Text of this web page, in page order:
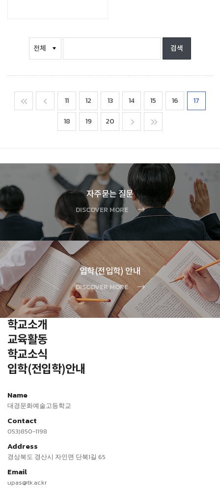
맨처음 이전11 12 13 14 15 16
17
18
19 20 다음
자주묻는 질문
DISCOVER MORE
입학(전입학) 안내
DISCOVER MORE
학교소개
교육활동
학교소식
입학(전입학)안내
Name
대경문화예술고등학교
Contact
053)850-1198
Address
경상북도 경산시 자인면 단북1길 65
Email
upas@tk.ac.kr